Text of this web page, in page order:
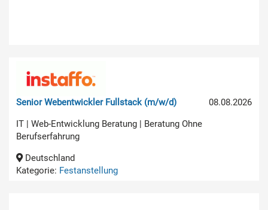
08.08.2026
Senior Webentwickler Fullstack (m/w/d)
IT | Web-Entwicklung Beratung | Beratung Ohne
Berufserfahrung
Deutschland
Kategorie: Festanstellung